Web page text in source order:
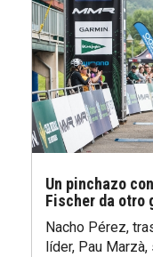
Un pinchazo
Fischer da otro
Nacho Pérez,
líder, Pau